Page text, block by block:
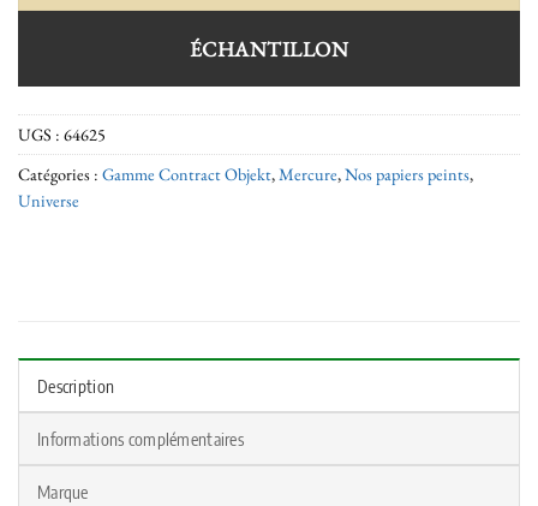
ÉCHANTILLON
UGS : 64625
Catégories : Gamme Contract Objekt,Mercure,Nos papiers peints,
Universe
Description
Informations complémentaires
Marque